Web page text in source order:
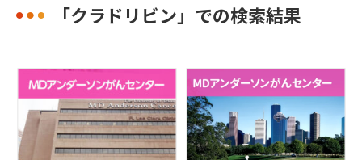
「クラドリビン」での検索結果